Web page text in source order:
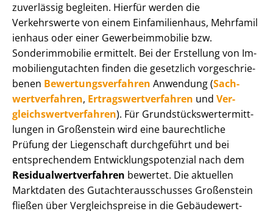
zuverlässig begleiten. Hierfür werden die
Verkehrswerte von einem Einfamilienhaus, Mehr­fa­mi­l
i­en­haus oder einer Ge­wer­be­im­mo­bi­lie bzw.
Sonderimmobilie ermittelt. Bei der Erstellung von Im­
mo­bi­li­en­gut­ach­ten finden die gesetzlich vor­ge­schrie­
be­nen Be­wer­tungs­ver­fah­ren Anwendung (Sach­
wert­ver­fah­ren, Er­trags­wert­ver­fah­ren und Ver­
gleichs­wert­ver­fah­ren). Für Grund­stücks­wert­ermitt­
lun­gen in Großenstein wird eine baurechtliche
Prüfung der Liegenschaft durchgeführt und bei
entsprechendem Ent­wick­lungs­po­ten­zi­al nach dem
Re­si­du­al­wert­ver­fah­ren bewertet. Die aktuellen
Marktdaten des Gut­ach­ter­aus­schus­ses Großenstein
fließen über Ver­gleichs­prei­se in die Ge­bäu­de­wert­